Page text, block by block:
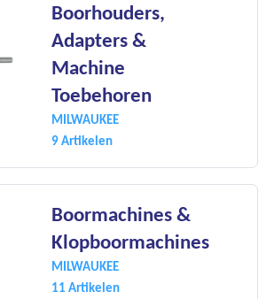
Boorhouders,
Adapters &
Machine
Toebehoren
MILWAUKEE
9 Artikelen
Boormachines &
Klopboormachines
MILWAUKEE
11 Artikelen